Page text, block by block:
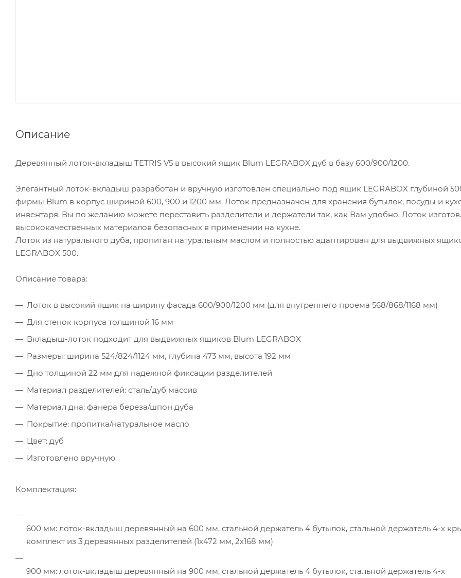
Описание
Деревянный лоток-вкладыш TETRIS V5 в высокий ящик Blum LEGRABOX дуб в базу 600/900/1200.
Элегантный лоток-вкладыш разработан и вручную изготовлен специально под ящик LEGRABOX глубиной
фирмы Blum в корпус шириной 600, 900 и 1200 мм. Лоток предназначен для хранения бутылок, посуды и
инвентаря. Вы по желанию можете переставить разделители и держатели так, как Вам удобно. Лоток
высококачественных материалов безопасных в применении на кухне.
Лоток из натурального дуба, пропитан натуральным маслом и полностью адаптирован для выдвижных
LEGRABOX 500.
Описание товара:
Лоток в высокий ящик на ширину фасада 600/900/1200 мм (для внутреннего проема 568/868/1168 мм)
Для стенок корпуса толщиной 16 мм
Вкладыш-лоток подходит для выдвижных ящиков Blum LEGRABOX
Размеры: ширина 524/824/1124 мм, глубина 473 мм, высота 192 мм
Дно толщиной 22 мм для надежной фиксации разделителей
Материал разделителей: сталь/дуб массив
Материал дна: фанера береза/шпон дуба
Покрытие: пропитка/натуральное масло
Цвет: дуб
Изготовлено вручную
Комплектация:
600 мм: лоток-вкладыш деревянный на 600 мм, стальной держатель 4 бутылок, стальной держатель 4-х
комплект из 3 деревянных разделителей (1х472 мм, 2х168 мм)
900 мм: лоток-вкладыш деревянный на 900 мм, стальной держатель 4 бутылок, стальной держатель 4-х